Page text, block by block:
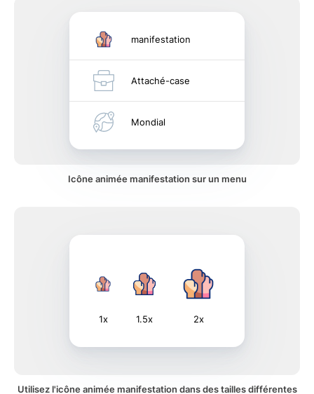
manifestation
Attaché-case
Mondial
Icône animée manifestation sur un menu
1x 1.5x 2x
Utilisez l'icône animée manifestation dans des tailles différentes